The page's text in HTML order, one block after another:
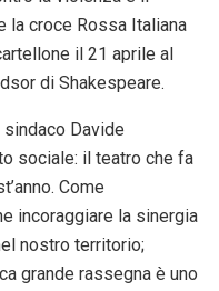
la croce Rossa Italiana
il 21 aprile al
di Shakespeare.
Davide
sociale: il teatro che fa
Come
incoraggiare la sinergia
nostro territorio;
grande rassegna è uno